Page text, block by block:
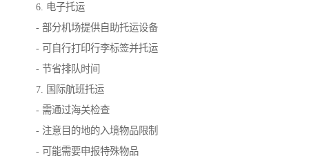
6. 电子托运
- 部分机场提供自助托运设备
- 可自行打印行李标签并托运
- 节省排队时间
7. 国际航班托运
- 需通过海关检查
- 注意目的地的入境物品限制
- 可能需要申报特殊物品